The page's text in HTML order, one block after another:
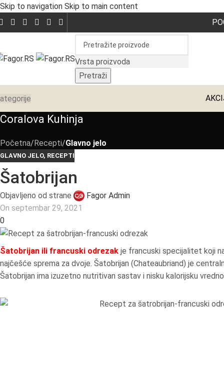
Skip to navigation Skip to main content
Otkrijte sjajne popuste
Vrsta proizvoda
Pretraži
Coralova Kuhinja
Početna/Recepti/Glavno jelo
GLAVNO JELO, RECEPTI
Šatobrijan
Objavljeno od strane
Fagor Admin
On septembar 29, 2021
0
Šatobrijan ili francuski odrezak je francuski specijalitet koji
najčešće sprema za dvoje. Šatobrijan (Chateaubriand) je
Šatobrijan ima izuzetno nutritivan sastav i nisku kalorijsku